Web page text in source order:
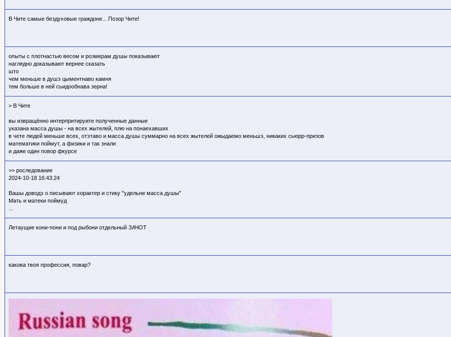
В Чите самые бездуховые граждоне... Позор Чите!
опыты с плотнастью весом и розмерам душы показывают
наглядно доказывают вернее сказать
што
чем меньше в душэ цыментнаво камня
тем больше в ней сьидообнава зерна!
> В Чите
вы извращённо интерпритируите полученные данные
указана масса душы - на всех жытелей, плю на понаехавших
в чете людей меньше всех, отэтаво и масса душы суммарно на всех жытелей ожыдаемо меньшэ, никаких сьюрр-призов
математики поймут, а физики и так знали
и даже один повор фкурсе
>> роследование
2024-10-18 16:43:24
Вашы доводэ о писывают хорактер и стику "удельне масса душы"
Мать и матеки поймуд
Летаущие кони-пони и под рыбони отдельный ЗАЧОТ
какова твоя профессия, повар?